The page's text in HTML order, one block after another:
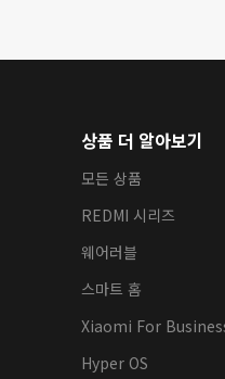
상품 더 알아보기
모든 상품
REDMI 시리즈
웨어러블
스마트 홈
Xiaomi For
Hyper OS